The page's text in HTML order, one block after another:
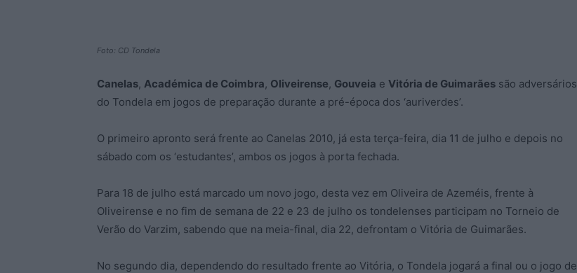
Foto: CD Tondela
Canelas, Académica de Coimbra, Oliveirense, Gouveia e Vitória de Guimarães são adversários
do Tondela em jogos de preparação durante a pré-época dos ‘auriverdes’.
O primeiro apronto será frente ao Canelas 2010, já esta terça-feira, dia 11 de julho e depois no
sábado com os ‘estudantes’, ambos os jogos à porta fechada.
Para 18 de julho está marcado um novo jogo, desta vez em Oliveira de Azeméis, frente à
Oliveirense e no fim de semana de 22 e 23 de julho os tondelenses participam no Torneio de
Verão do Varzim, sabendo que na meia-final, dia 22, defrontam o Vitória de Guimarães.
No segundo dia, dependendo do resultado frente ao Vitória, o Tondela jogará a final ou o jogo de